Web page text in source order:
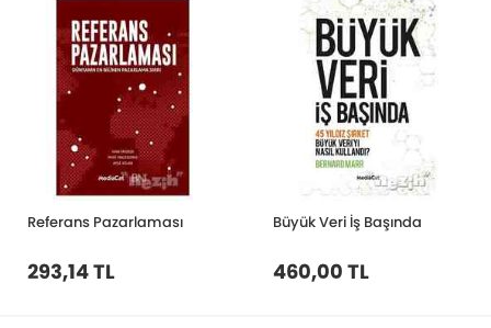
Referans Pazarlaması
293,14 TL
Büyük Veri İş Başında
460,00 TL